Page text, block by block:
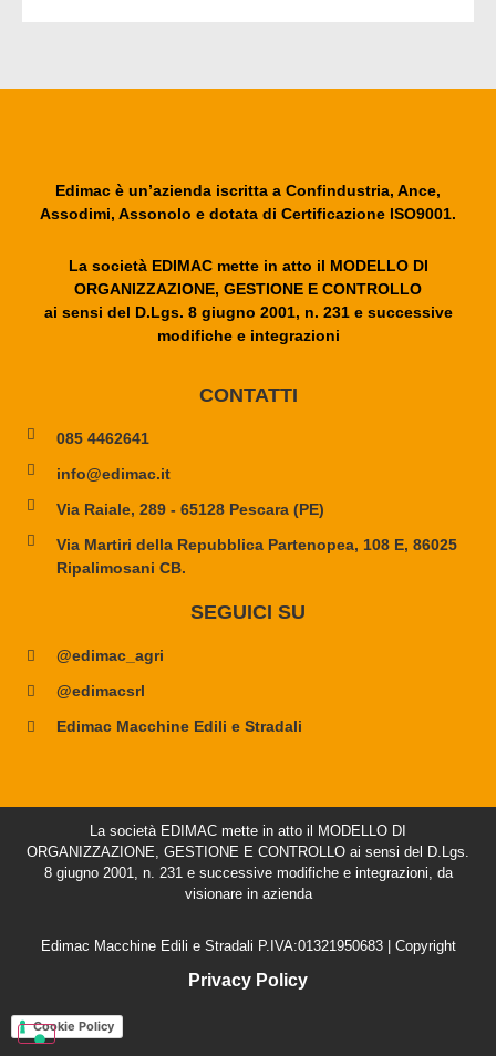
Edimac è un’azienda iscritta a Confindustria, Ance,
Assodimi, Assonolo e dotata di Certificazione ISO9001.
La società EDIMAC mette in atto il MODELLO DI
ORGANIZZAZIONE, GESTIONE E CONTROLLO
ai sensi del D.Lgs. 8 giugno 2001, n. 231 e successive
modifiche e integrazioni
CONTATTI
085 4462641
info@edimac.it
Via Raiale, 289 - 65128 Pescara (PE)
Via Martiri della Repubblica Partenopea, 108 E, 86025
Ripalimosani CB.
SEGUICI SU
@edimac_agri
@edimacsrl
Edimac Macchine Edili e Stradali
La società EDIMAC mette in atto il MODELLO DI
ORGANIZZAZIONE, GESTIONE E CONTROLLO ai sensi del D.Lgs.
8 giugno 2001, n. 231 e successive modifiche e integrazioni, da
visionare in azienda
Edimac Macchine Edili e Stradali P.IVA:01321950683 | Copyright
Privacy Policy
Cookie Policy